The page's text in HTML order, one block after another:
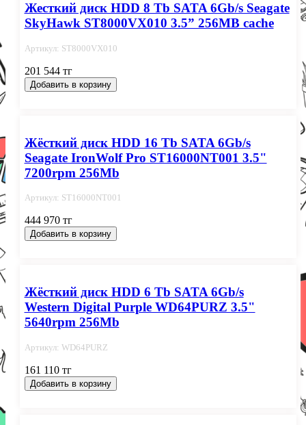
Жесткий диск HDD 8 Tb SATA 6Gb/s Seagate
SkyHawk ST8000VX010 3.5” 256MB cache
Артикул: ST8000VX010
201 544 тг
Добавить в корзину
Жёсткий диск HDD 16 Tb SATA 6Gb/s
Seagate IronWolf Pro ST16000NT001 3.5"
7200rpm 256Mb
Артикул: ST16000NT001
444 970 тг
Добавить в корзину
Жёсткий диск HDD 6 Tb SATA 6Gb/s
Western Digital Purple WD64PURZ 3.5"
5640rpm 256Mb
Артикул: WD64PURZ
161 110 тг
Добавить в корзину